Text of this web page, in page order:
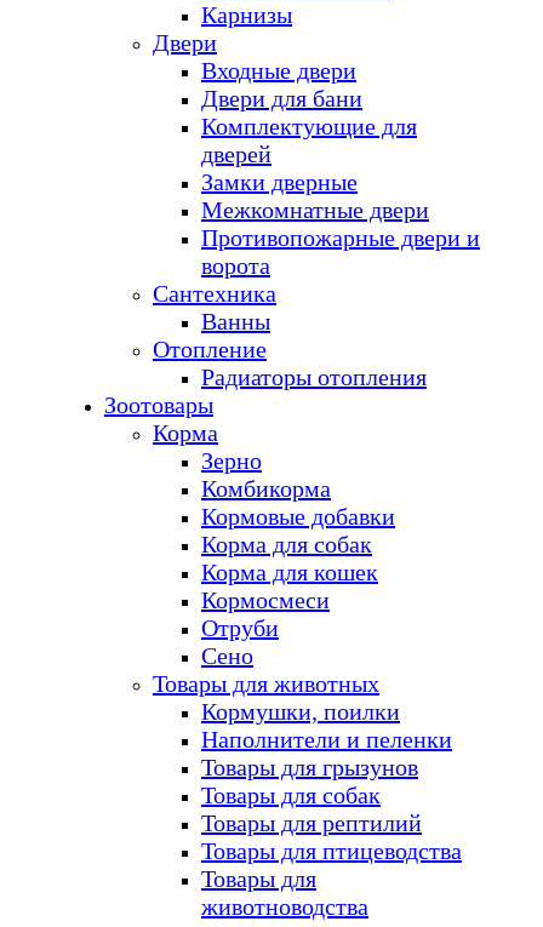
Карнизы
Двери
Входные двери
Двери для бани
Комплектующие для
дверей
Замки дверные
Межкомнатные двери
Противопожарные двери и
ворота
Сантехника
Ванны
Отопление
Радиаторы отопления
Зоотовары
Корма
Зерно
Комбикорма
Кормовые добавки
Корма для собак
Корма для кошек
Кормосмеси
Отруби
Сено
Товары для животных
Кормушки, поилки
Наполнители и пеленки
Товары для грызунов
Товары для собак
Товары для рептилий
Товары для птицеводства
Товары для
животноводства